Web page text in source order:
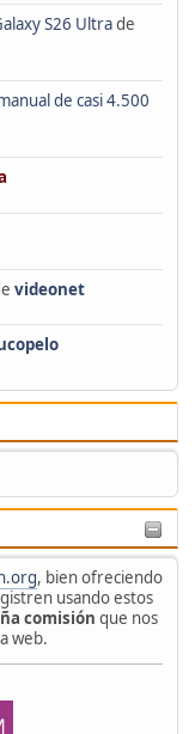
S26 Ultrade
de casi 4.500
videonet
, bien ofreciendo
usando estos
comisión que nos
web.